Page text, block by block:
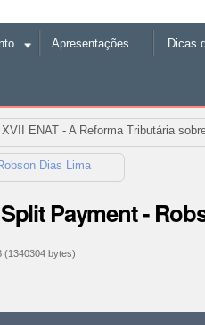
Apresentações Dicas
XVII ENAT - A Reforma Tributária
Dias Lima
Payment -
bytes)